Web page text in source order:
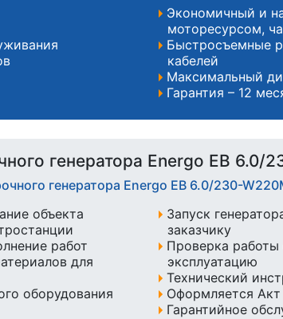
Экономичный и
моторесурсом,
Быстросъемные
кабелей
Максимальный
Гарантия – 12
генератора Energo EB 6.0/
генератора Energo EB 6.0/230-
объекта
работ
для
оборудования
Запуск
заказчику
Проверка работы
эксплуатацию
Технический
Оформляется Акт
Гарантийное